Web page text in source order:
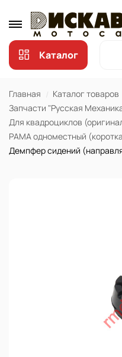
Каталог
Главная
Каталог товаров
Запчасти "Русская
Для квадроциклов
РАМА одноместный
Демпфер сидений